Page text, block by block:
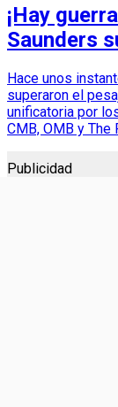
¡Hay
Saunders
Hace unos
superaron el
unificatoria por
CMB, OMB y The
Publicidad